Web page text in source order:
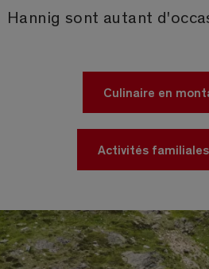
Hannig sont autant
Culinaire en
Activités familiales